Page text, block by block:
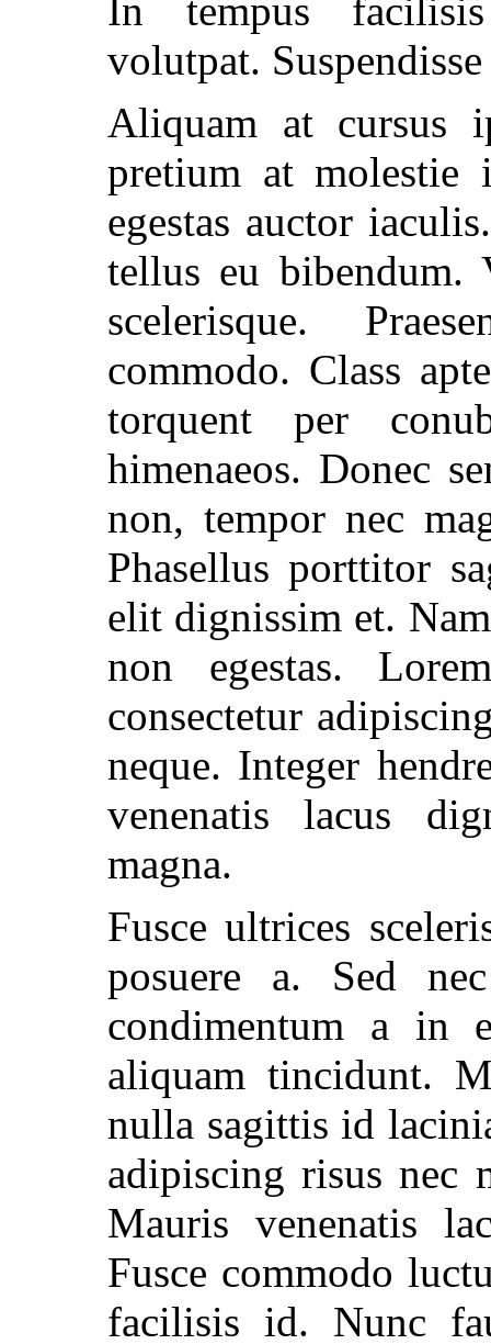
In tempus
volutpat.
Aliquam at cursus
pretium at
egestas auctor
tellus eu bibendum.
scelerisque.
commodo. Class
torquent per
himenaeos. Donec
non, tempor nec
Phasellus porttitor
elit dignissim et.
non egestas.
consectetur
neque. Integer
venenatis lacus
magna.
Fusce ultrices
posuere a. Sed
condimentum a in
aliquam tincidunt.
nulla sagittis id
adipiscing risus nec
Mauris venenatis
Fusce commodo
facilisis id. Nunc